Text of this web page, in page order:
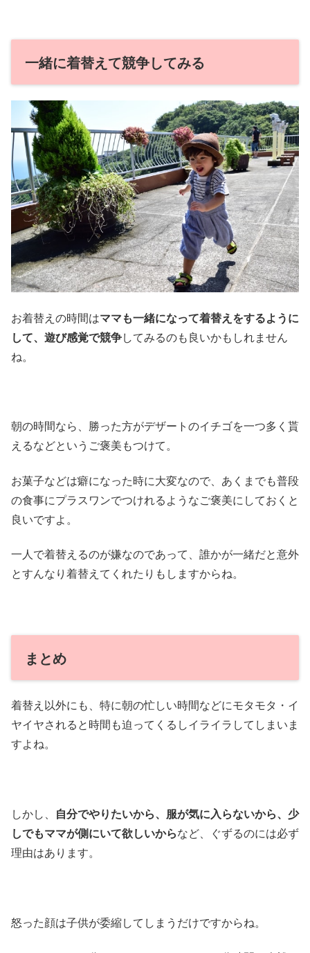
一緒に着替えて競争してみる
お着替えの時間はママも一緒になって着替えをするように
して、遊び感覚で競争してみるのも良いかもしれません
ね。
朝の時間なら、勝った方がデザートのイチゴを一つ多く貰
えるなどというご褒美もつけて。
お菓子などは癖になった時に大変なので、あくまでも普段
の食事にプラスワンでつけれるようなご褒美にしておくと
良いですよ。
一人で着替えるのが嫌なのであって、誰かが一緒だと意外
とすんなり着替えてくれたりもしますからね。
まとめ
着替え以外にも、特に朝の忙しい時間などにモタモタ・イ
ヤイヤされると時間も迫ってくるしイライラしてしまいま
すよね。
しかし、 自分でやりたいから、服が気に入らないから、少
しでもママが側にいて欲しいからなど、ぐずるのには必ず
理由はあります。
怒った顔は子供が委縮してしまうだけですからね。